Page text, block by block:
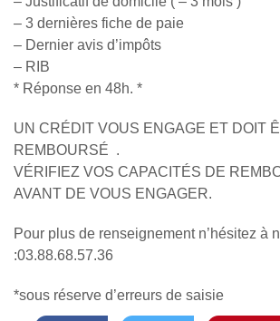
– 3 dernières fiche de paie
– Dernier avis d’impôts
– RIB
* Réponse en 48h. *
UN CRÉDIT VOUS ENGAGE ET DOIT
REMBOURSÉ .
VÉRIFIEZ VOS CAPACITÉS DE
AVANT DE VOUS ENGAGER.
Pour plus de renseignement n’hésitez à
:03.88.68.57.36
*sous réserve d’erreurs de saisie